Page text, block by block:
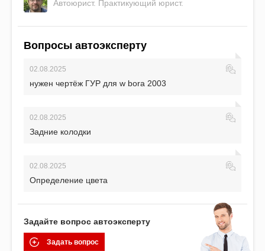
Автоюрист. Практикующий юрист.
Вопросы автоэксперту
02.08.2025
нужен чертёж ГУР для w bora 2003
02.08.2025
Задние колодки
02.08.2025
Определение цвета
Задайте вопрос автоэксперту
Задать вопрос